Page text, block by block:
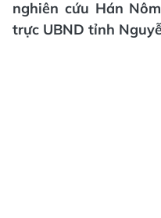
nghiên cứu Hán
trực UBND tỉnh